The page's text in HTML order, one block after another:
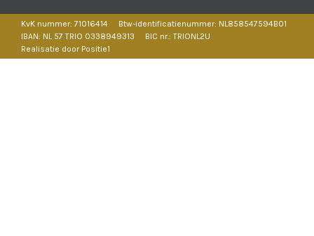
KvK nummer: 71016414
Btw-identificatienummer: NL858547594B01
IBAN: NL 57 TRIO 0338949313
BIC nr.: TRIONL2U
Realisatie door Positie1